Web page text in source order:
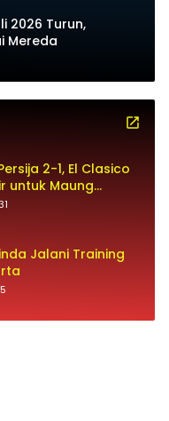
2026 Turun,
Mereda
2-1, El Clasico
untuk Maung
Jalani Training